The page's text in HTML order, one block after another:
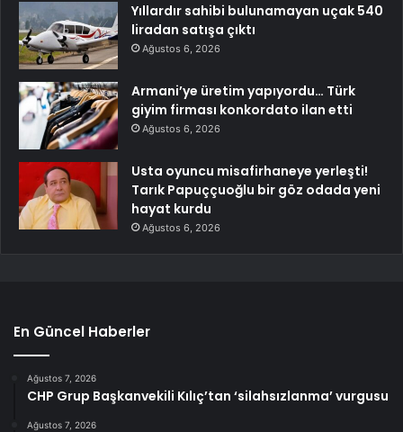
Yıllardır sahibi bulunamayan uçak 540
liradan satışa çıktı
Ağustos 6, 2026
Armani’ye üretim yapıyordu… Türk
giyim firması konkordato ilan etti
Ağustos 6, 2026
Usta oyuncu misafirhaneye yerleşti!
Tarık Papuççuoğlu bir göz odada yeni
hayat kurdu
Ağustos 6, 2026
En Güncel Haberler
Ağustos 7, 2026
CHP Grup Başkanvekili Kılıç’tan ‘silahsızlanma’ vurgusu
Ağustos 7, 2026